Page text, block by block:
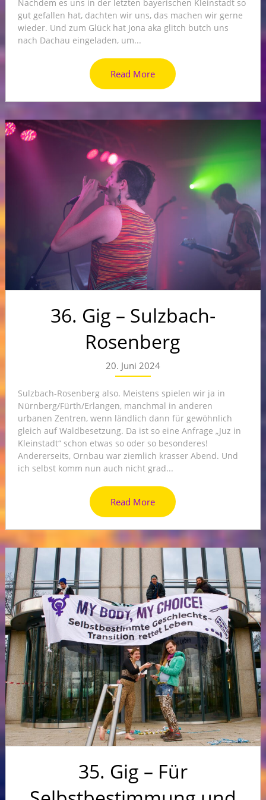
Nachdem es uns in der letzten bayerischen Kleinstadt so
gut gefallen hat, dachten wir uns, das machen wir gerne
wieder. Und zum Glück hat Jona aka glitch butch uns
nach Dachau eingeladen, um...
Read More
36. Gig – Sulzbach-
Rosenberg
20. Juni 2024
Sulzbach-Rosenberg also. Meistens spielen wir ja in
Nürnberg/Fürth/Erlangen, manchmal in anderen
urbanen Zentren, wenn ländlich dann für gewöhnlich
gleich auf Waldbesetzung. Da ist so eine Anfrage „Juz in
Kleinstadt“ schon etwas so oder so besonderes!
Andererseits, Ornbau war ziemlich krasser Abend. Und
ich selbst komm nun auch nicht grad...
Read More
35. Gig – Für